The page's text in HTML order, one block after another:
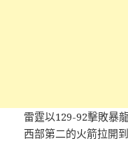
雷霆以129-92擊敗暴
西部第二的火箭拉開